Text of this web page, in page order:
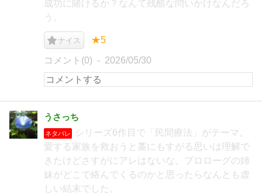
成功に賭けるか？なんて残酷な問いかけなんだろ
う。
ナイス ★5
コメント(0) 2026/05/30
うさっち
ネタバレ
シリーズ6作目で「民間療法」がテーマ。
愛する家族を救おうと藁にもすがる思いは理解で
きたけどさすがにアレはないな。プロローグの姉
妹がどこで絡んでくるのかと思ったらなんとも虚
しい結末でした。